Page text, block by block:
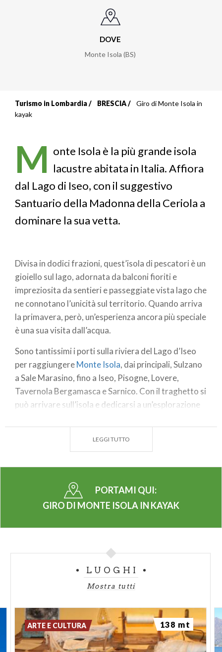
DOVE
Monte Isola (BS)
Briciole
pane
Turismo in Lombardia BRESCIA
Giro di Monte Isola in
kayak
M onte Isola è la più grande isola
lacustre abitata in Italia. Affiora
dal Lago di Iseo, con il suggestivo
Santuario della Madonna della Ceriola a
dominare la sua vetta.
Divisa in dodici frazioni, quest’isola di pescatori è un
gioiello sul lago, adornata da balconi fioriti e
impreziosita da sentieri e passeggiate vista lago che
ne connotano l’unicità sul territorio. Quando arriva
la primavera, però, un’esperienza ancora più speciale
è una sua visita dall’acqua.
Sono tantissimi i porti sulla riviera del Lago d’Iseo
per raggiungereMonte Isola, dai principali, Sulzano
a Sale Marasino, fino a Iseo, Pisogne, Lovere,
Tavernola Bergamasca e Sarnico. Con il traghetto si
può arrivare sull’isola e dedicarsi a un’esplorazione
principale, pranzando in uno dei ristoranti affacciati
Per chi vuole conoscere l’isola da un’altra
prospettiva, però, le belle giornate di primavera
l’isola in circa due ore e mezza, con possibilità di
scorgere l’isola privata di San Paolo e ammirare
dall’acqua la Rocca Martinengo di Monte Isola, fino
passeggiata.
LEGGI TUTTO
PORTAMI QUI:
GIRO DI MONTE ISOLA IN KAYAK
LUOGHI
Mostra tutti
ARTE E CULTURA 138 mt